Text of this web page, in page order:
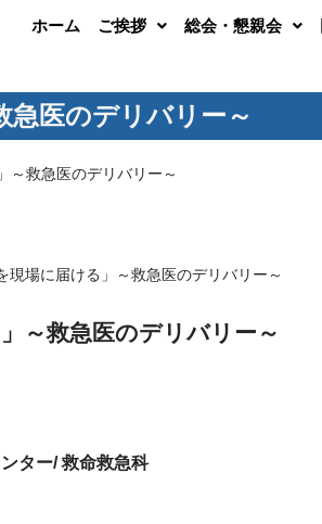
ホーム ご挨拶 総会・懇親会
急医のデリバリー～
～救急医のデリバリー～
現場に届ける」～救急医のデリバリー～
～救急医のデリバリー～
ター/ 救命救急科